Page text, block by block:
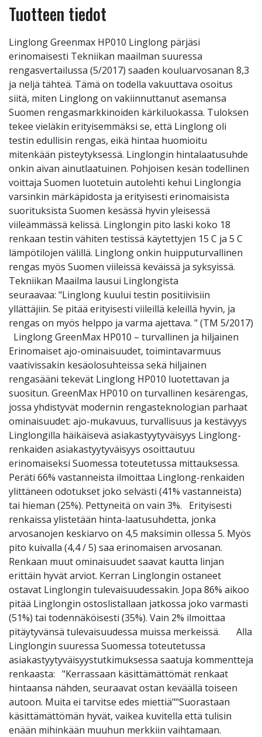
Tuotteen tiedot
Linglong Greenmax HP010 Linglong pärjäsi
erinomaisesti Tekniikan maailman suuressa
rengasvertailussa (5/2017) saaden kouluarvosanan 8,3
ja neljä tähteä. Tämä on todella vakuuttava osoitus
siitä, miten Linglong on vakiinnuttanut asemansa
Suomen rengasmarkkinoiden kärkiluokassa. Tuloksen
tekee vieläkin erityisemmäksi se, että Linglong oli
testin edullisin rengas, eikä hintaa huomioitu
mitenkään pisteytyksessä. Linglongin hintalaatusuhde
onkin aivan ainutlaatuinen. Pohjoisen kesän todellinen
voittaja Suomen luotetuin autolehti kehui Linglongia
varsinkin märkäpidosta ja erityisesti erinomaisista
suorituksista Suomen kesässä hyvin yleisessä
viileämmässä kelissä. Linglongin pito laski koko 18
renkaan testin vähiten testissä käytettyjen 15 C ja 5 C
lämpötilojen välillä. Linglong onkin huipputurvallinen
rengas myös Suomen viileissä keväissä ja syksyissä.
Tekniikan Maailma lausui Linglongista
seuraavaa: "Linglong kuului testin positiivisiin
yllättäjiin. Se pitää erityisesti viileillä keleillä hyvin, ja
rengas on myös helppo ja varma ajettava. " (TM 5/2017)
Linglong GreenMax HP010 – turvallinen ja hiljainen
Erinomaiset ajo-ominaisuudet, toimintavarmuus
vaativissakin kesäolosuhteissa sekä hiljainen
rengasääni tekevät Linglong HP010 luotettavan ja
suositun. GreenMax HP010 on turvallinen kesärengas,
jossa yhdistyvät modernin rengasteknologian parhaat
ominaisuudet: ajo-mukavuus, turvallisuus ja kestävyys
Linglongilla häikäisevä asiakastyytyväisyys Linglong-
renkaiden asiakastyytyväisyys osoittautuu
erinomaiseksi Suomessa toteutetussa mittauksessa.
Peräti 66% vastanneista ilmoittaa Linglong-renkaiden
ylittäneen odotukset joko selvästi (41% vastanneista)
tai hieman (25%). Pettyneitä on vain 3%. Erityisesti
renkaissa ylistetään hinta-laatusuhdetta, jonka
arvosanojen keskiarvo on 4,5 maksimin ollessa 5. Myös
pito kuivalla (4,4 / 5) saa erinomaisen arvosanan.
Renkaan muut ominaisuudet saavat kautta linjan
erittäin hyvät arviot. Kerran Linglongin ostaneet
ostavat Linglongin tulevaisuudessakin. Jopa 86% aikoo
pitää Linglongin ostoslistallaan jatkossa joko varmasti
(51%) tai todennäköisesti (35%). Vain 2% ilmoittaa
pitäytyvänsä tulevaisuudessa muissa merkeissä. Alla
Linglongin suuressa Suomessa toteutetussa
asiakastyytyväisyystutkimuksessa saatuja kommentteja
renkaasta: "Kerrassaan käsittämättömät renkaat
hintaansa nähden, seuraavat ostan keväällä toiseen
autoon. Muita ei tarvitse edes miettiä""Suorastaan
käsittämättömän hyvät, vaikea kuvitella että tulisin
enään mihinkään muuhun merkkiin vaihtamaan.